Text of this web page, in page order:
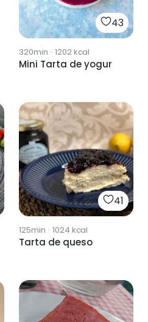
43
320min · 1202kcal
Mini Tarta de yogur
41
125min · 1024 kcal
Tarta de queso